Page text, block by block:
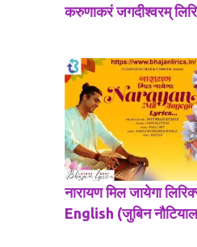
करुणाकरं जगदीश्वरम्
नारायण मिल जायेगा
English (जुबिन